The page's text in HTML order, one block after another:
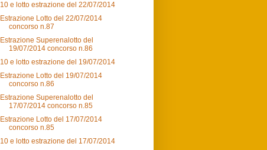
10 e lotto estrazione del 22/07/2014
Estrazione Lotto del 22/07/2014
concorso n.87
Estrazione Superenalotto del
19/07/2014 concorso n.86
10 e lotto estrazione del 19/07/2014
Estrazione Lotto del 19/07/2014
concorso n.86
Estrazione Superenalotto del
17/07/2014 concorso n.85
Estrazione Lotto del 17/07/2014
concorso n.85
10 e lotto estrazione del 17/07/2014